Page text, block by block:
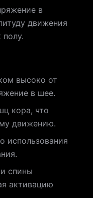
в
движения
высоко от
в шее.
кора, что
движению.
использования
спины
активацию